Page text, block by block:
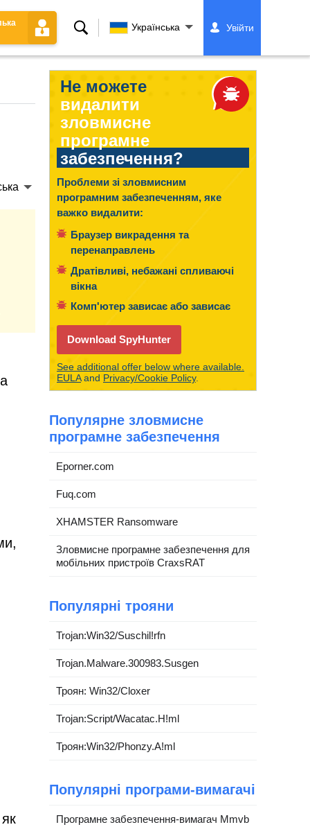
Пошук Українська Увійти
Не можете
видалити
зловмисне
програмне
забезпечення?
Проблеми зі зловмисним
програмним забезпеченням, яке
важко видалити:
Браузер викрадення та
перенаправлень
Дратівливі, небажані спливаючі
вікна
Комп'ютер зависає або зависає
Download SpyHunter
See additional offer below where available.
EULAand Privacy/Cookie Policy.
Популярне зловмисне
програмне забезпечення
Eporner.com
Fuq.com
XHAMSTER Ransomware
Зловмисне програмне забезпечення для
мобільних пристроїв CraxsRAT
Популярні трояни
Trojan:Win32/Suschil!rfn
Trojan.Malware.300983.Susgen
Троян: Win32/Cloxer
Trojan:Script/Wacatac.H!ml
Троян:Win32/Phonzy.A!ml
Популярні програми-вимагачі
Програмне забезпечення-вимагач Mmvb